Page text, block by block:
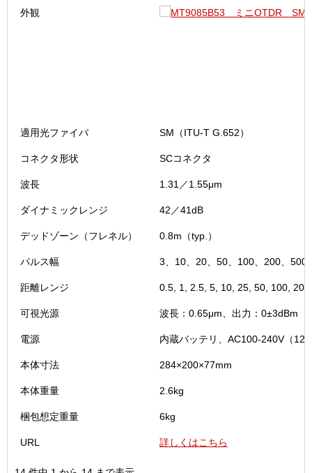
項目
MT9085 B53 ミニOTDR SM＜
外観
適用光ファイバ SM（ITU-T G.652）
コネクタ形状 SCコネクタ
波長 1.31／1.55μm
ダイナミックレンジ 42／41dB
デッドゾーン（フレネル） 0.8m（typ.）
パルス幅 3、10、20、50、100、200、
距離レンジ 0.5, 1, 2.5, 5, 10, 25, 50, 100,
可視光源 波長：0.65μm、出力：0±3dBm
電源 内蔵バッテリ、AC100-240V（12
本体寸法 284×200×77mm
本体重量 2.6kg
梱包想定重量 6kg
URL 詳しくはこちら